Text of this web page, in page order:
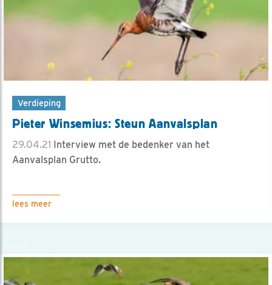
Verdieping
Pieter Winsemius: Steun Aanvalsplan
29.04.21 Interview met de bedenker van het
Aanvalsplan Grutto.
lees meer